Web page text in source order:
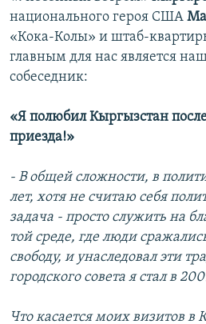
национального героя США
«Кока-Колы» и штаб-
главным для нас является
собеседник:
«Я полюбил Кыргызстан
приезда!»
- В общей сложности, в
лет, хотя не считаю себя
задача - просто служить на
той среде, где люди
свободу, и унаследовал эти
городского совета я стал в
Что касается моих визитов в